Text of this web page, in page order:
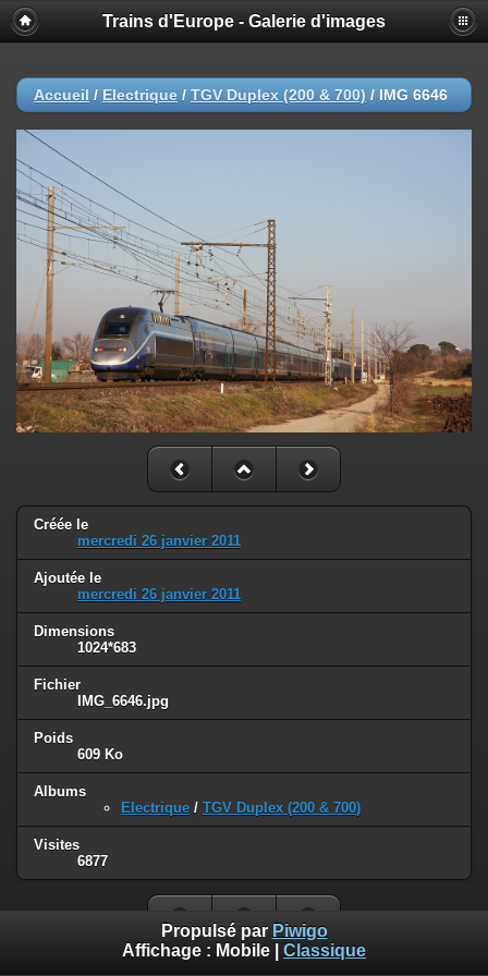
Trains d'Europe - Galerie d'images
Accueil / Electrique / TGV Duplex (200 & 700) / IMG 6646
Créée le
mercredi 26 janvier 2011
Ajoutée le
mercredi 26 janvier 2011
Dimensions
1024*683
Fichier
IMG_6646.jpg
Poids
609 Ko
Albums
Electrique / TGV Duplex (200 & 700)
Visites
6877
Propulsé par Piwigo
Affichage : Mobile Classique